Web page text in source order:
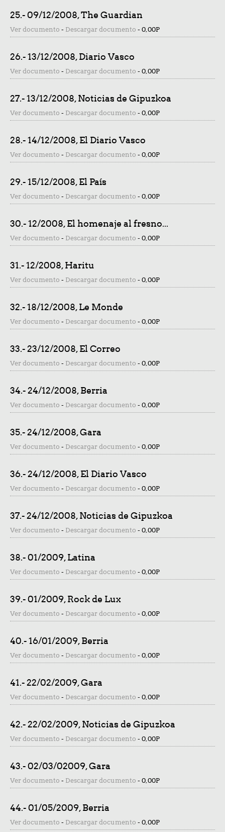
25.- 09/12/2008, The Guardian
Ver documento - Descargar documento - 0,00P
26.- 13/12/2008, Diario Vasco
Ver documento - Descargar documento - 0,00P
27.- 13/12/2008, Noticias de Gipuzkoa
Ver documento - Descargar documento - 0,00P
28.- 14/12/2008, El Diario Vasco
Ver documento - Descargar documento - 0,00P
29.- 15/12/2008, El País
Ver documento - Descargar documento - 0,00P
30.- 12/2008, El homenaje al fresno...
Ver documento - Descargar documento - 0,00P
31.- 12/2008, Haritu
Ver documento - Descargar documento - 0,00P
32.- 18/12/2008, Le Monde
Ver documento - Descargar documento - 0,00P
33.- 23/12/2008, El Correo
Ver documento - Descargar documento - 0,00P
34.- 24/12/2008, Berria
Ver documento - Descargar documento - 0,00P
35.- 24/12/2008, Gara
Ver documento - Descargar documento - 0,00P
36.- 24/12/2008, El Diario Vasco
Ver documento - Descargar documento - 0,00P
37.- 24/12/2008, Noticias de Gipuzkoa
Ver documento - Descargar documento - 0,00P
38.- 01/2009, Latina
Ver documento - Descargar documento - 0,00P
39.- 01/2009, Rock de Lux
Ver documento - Descargar documento - 0,00P
40.- 16/01/2009, Berria
Ver documento - Descargar documento - 0,00P
41.- 22/02/2009, Gara
Ver documento - Descargar documento - 0,00P
42.- 22/02/2009, Noticias de Gipuzkoa
Ver documento - Descargar documento - 0,00P
43.- 02/03/02009, Gara
Ver documento - Descargar documento - 0,00P
44.- 01/05/2009, Berria
Ver documento - Descargar documento - 0,00P